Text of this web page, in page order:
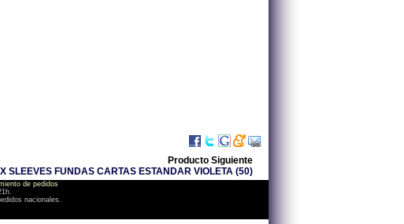
Producto Siguiente
SLEEVES FUNDAS CARTAS ESTANDAR VIOLETA (50)
de pedidos
nacionales.